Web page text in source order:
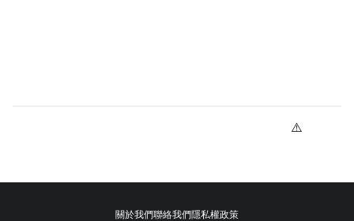
關於我們聯絡我們隱私權政策